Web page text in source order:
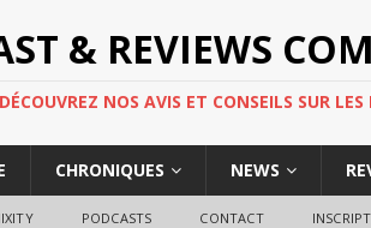
& REVIEWS
NOS AVIS ET CONSEILS SUR
CHRONIQUES NEWS
PODCASTS CONTACT